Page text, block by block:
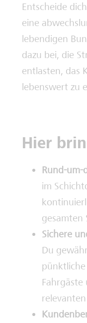
Entscheide
eine
lebendigen
dazu bei, die
entlasten, das
lebenswert zu
Hier
Rund-um-
im
gesamten
Sichere
Du